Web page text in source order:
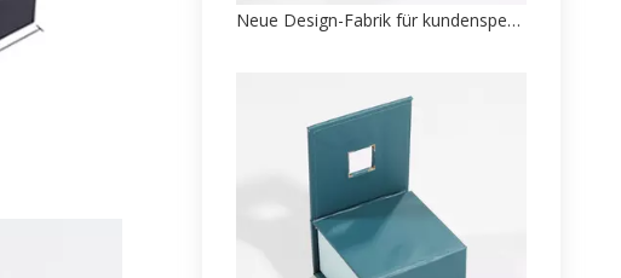
Neue Design-Fabrik für kundenspezifische Armreif-Box-Papierverpackungen